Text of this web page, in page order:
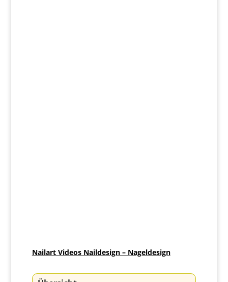
Nailart Videos Naildesign – Nageldesign